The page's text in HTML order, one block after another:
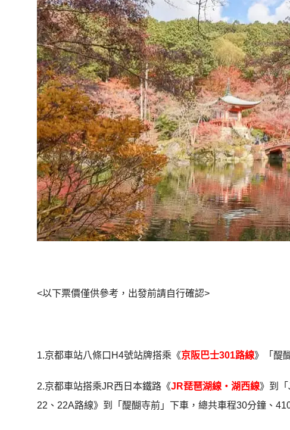
<以下票價僅供參考，出發前請自行確認>
1.京都車站八條口H4號站牌搭乘《京阪巴士301路線》「醍
2.京都車站搭乘JR西日本鐵路《JR琵琶湖線・湖西線》到
22、22A路線》到「醍醐寺前」下車，總共車程30分鐘、